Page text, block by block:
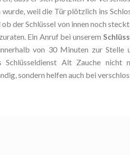
weil die Tür plötzlich ins
der Schlüssel von innen noch
Ein Anruf bei unserem
von 30 Minuten zur Stelle
Alt Zauche nicht
sondern helfen auch bei